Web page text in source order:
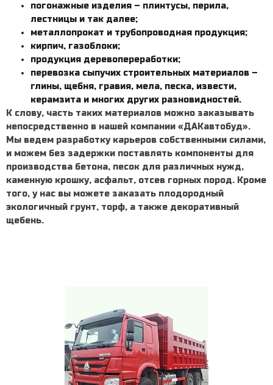
погонажные изделия – плинтусы, перила,
лестницы и так далее;
металлопрокат и трубопроводная продукция;
кирпич, газоблоки;
продукция деревопереработки;
перевозка сыпучих строительных материалов –
глины, щебня, гравия, мела, песка, извести,
керамзита и многих других разновидностей.
К слову, часть таких материалов можно заказывать
непосредственно в нашей компании «ДАКавтобуд».
Мы ведем разработку карьеров собственными силами,
и можем без задержки поставлять компоненты для
производства бетона, песок для различных нужд,
каменную крошку, асфальт, отсев горных пород. Кроме
того, у нас вы можете заказать плодородный
экологичный грунт, торф, а также декоративный
щебень.